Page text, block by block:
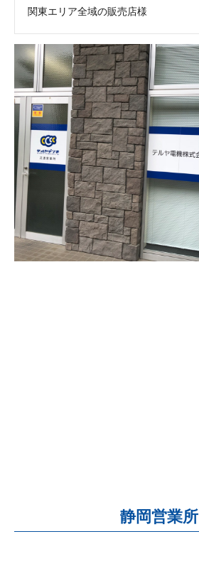
関東エリア全域の販売店様
静岡営業所